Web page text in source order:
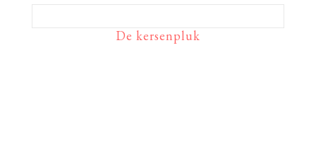
De kersenpluk